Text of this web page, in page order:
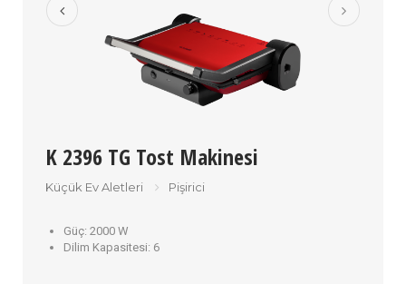
K 2396 TG Tost Makinesi
Küçük Ev Aletleri Pişirici
Güç: 2000 W
Dilim Kapasitesi: 6